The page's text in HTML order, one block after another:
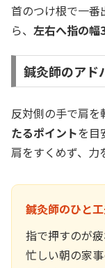
首のつけ根で一
ら、 左右へ指の幅
鍼灸師のアド
反対側の手で肩を
たるポイントを目
肩をすくめず、力
鍼灸師のひと
指で押すのが疲
忙しい朝の家事